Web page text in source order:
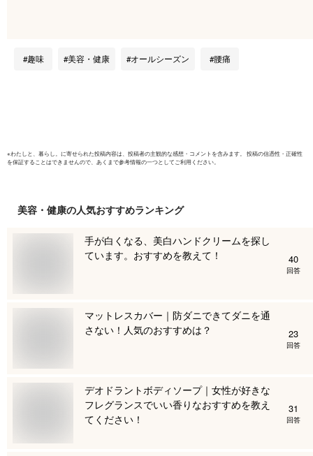
液循環 ダイエット
趣味 美容・健康 オールシーズン 腰痛
※わたしと、暮らし。 に寄せられた投稿内容は、投稿者の主観的な感想・コメントを含みます。 投稿の信憑性・正確性
を保証することはできませんので、あくまで参考情報の一つとしてご利用ください。
美容・健康の人気おすすめランキング
手が白くなる、美白ハンドクリームを探し
ています。おすすめを教えて！
40
回答
マットレスカバー｜防ダニできてダニを通
さない！人気のおすすめは？
23
回答
デオドラントボディソープ｜女性が好きな
フレグランスでいい香りなおすすめを教え
てください！
31
回答